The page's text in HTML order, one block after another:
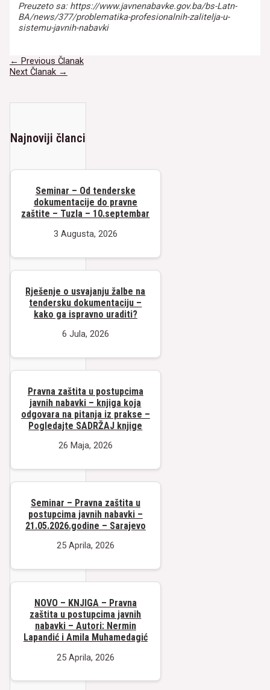
Preuzeto sa: https://www.javnenabavke.gov.ba/bs-Latn-
BA/news/377/problematika-profesionalnih-zalitelja-u-
sistemu-javnih-nabavki
Navigacija
članaka
← Previous Članak
Next Članak →
Najnoviji članci
Seminar – Od tenderske
dokumentacije do pravne
zaštite – Tuzla – 10.septembar
3 Augusta, 2026
Rješenje o usvajanju žalbe na
tendersku dokumentaciju –
kako ga ispravno uraditi?
6 Jula, 2026
Pravna zaštita u postupcima
javnih nabavki – knjiga koja
odgovara na pitanja iz prakse –
Pogledajte SADRŽAJ knjige
26 Maja, 2026
Seminar – Pravna zaštita u
postupcima javnih nabavki –
21.05.2026.godine – Sarajevo
25 Aprila, 2026
NOVO – KNJIGA – Pravna
zaštita u postupcima javnih
nabavki – Autori: Nermin
Lapandić i Amila Muhamedagić
25 Aprila, 2026